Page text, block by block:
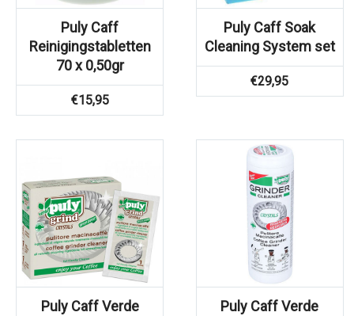
Puly Caff
Reinigingstabletten
70 x 0,50gr
€15,95
Puly Caff Soak
Cleaning System set
€29,95
Puly Caff Verde
Puly Caff Verde